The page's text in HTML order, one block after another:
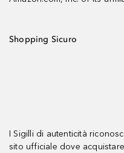
Shopping Sicuro
I Sigilli di autenticità
sito ufficiale dove